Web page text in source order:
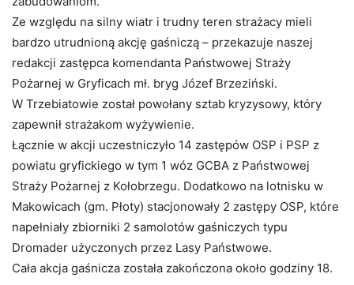
Ze względu na silny wiatr i trudny teren strażacy mieli
bardzo utrudnioną akcję gaśniczą – przekazuje naszej
redakcji zastępca komendanta Państwowej Straży
Pożarnej w Gryficach mł. bryg Józef Brzeziński.
W Trzebiatowie został powołany sztab kryzysowy, który
zapewnił strażakom wyżywienie.
Łącznie w akcji uczestniczyło 14 zastępów OSP i PSP z
powiatu gryfickiego w tym 1 wóz GCBA z Państwowej
Straży Pożarnej z Kołobrzegu. Dodatkowo na lotnisku w
Makowicach (gm. Płoty) stacjonowały 2 zastępy OSP, które
napełniały zbiorniki 2 samolotów gaśniczych typu
Dromader użyczonych przez Lasy Państwowe.
Cała akcja gaśnicza została zakończona około godziny 18.